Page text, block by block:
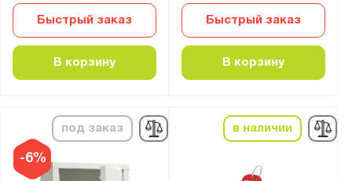
Быстрый заказ
В корзину
Быстрый заказ
В корзину
-6%
под заказ в наличии
4
6
до
Тип покрытия поверхности: